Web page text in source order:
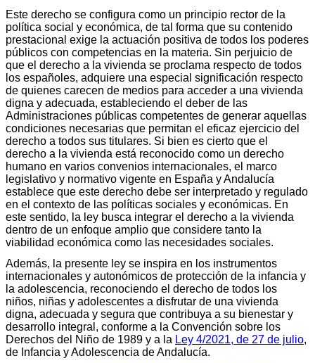
Este derecho se configura como un principio rector de la
política social y económica, de tal forma que su contenido
prestacional exige la actuación positiva de todos los poderes
públicos con competencias en la materia. Sin perjuicio de
que el derecho a la vivienda se proclama respecto de todos
los españoles, adquiere una especial significación respecto
de quienes carecen de medios para acceder a una vivienda
digna y adecuada, estableciendo el deber de las
Administraciones públicas competentes de generar aquellas
condiciones necesarias que permitan el eficaz ejercicio del
derecho a todos sus titulares. Si bien es cierto que el
derecho a la vivienda está reconocido como un derecho
humano en varios convenios internacionales, el marco
legislativo y normativo vigente en España y Andalucía
establece que este derecho debe ser interpretado y regulado
en el contexto de las políticas sociales y económicas. En
este sentido, la ley busca integrar el derecho a la vivienda
dentro de un enfoque amplio que considere tanto la
viabilidad económica como las necesidades sociales.
Además, la presente ley se inspira en los instrumentos
internacionales y autonómicos de protección de la infancia y
la adolescencia, reconociendo el derecho de todos los
niños, niñas y adolescentes a disfrutar de una vivienda
digna, adecuada y segura que contribuya a su bienestar y
desarrollo integral, conforme a la Convención sobre los
Derechos del Niño de 1989 y a la Ley 4/2021, de 27 de julio,
de Infancia y Adolescencia de Andalucía.